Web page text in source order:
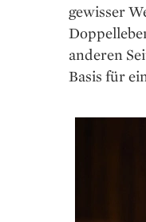
gewisser
anderen
Basis für